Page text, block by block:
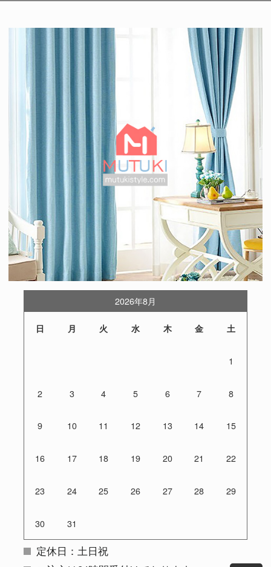
2026年8月
日 月 火 水 木 金 土
1
2 3 4 5 6 7 8
9 10 11 12 13 14 15
16 17 18 19 20 21 22
23 24 25 26 27 28 29
30 31
定休日：土日祝